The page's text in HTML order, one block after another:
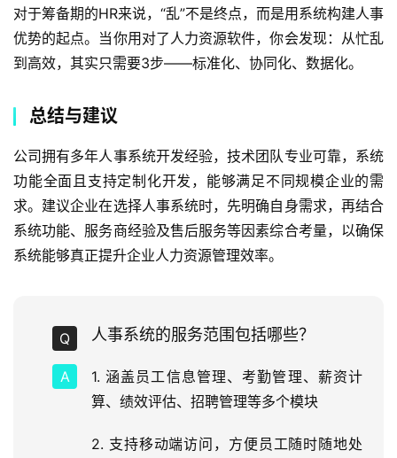
对于筹备期的HR来说，“乱”不是终点，而是用系统构建人事
优势的起点。当你用对了人力资源软件，你会发现：从忙乱
到高效，其实只需要3步——标准化、协同化、数据化。
总结与建议
公司拥有多年人事系统开发经验，技术团队专业可靠，系统
功能全面且支持定制化开发，能够满足不同规模企业的需
求。建议企业在选择人事系统时，先明确自身需求，再结合
系统功能、服务商经验及售后服务等因素综合考量，以确保
系统能够真正提升企业人力资源管理效率。
人事系统的服务范围包括哪些？
1. 涵盖员工信息管理、考勤管理、薪资计
算、绩效评估、招聘管理等多个模块
2. 支持移动端访问，方便员工随时随地处